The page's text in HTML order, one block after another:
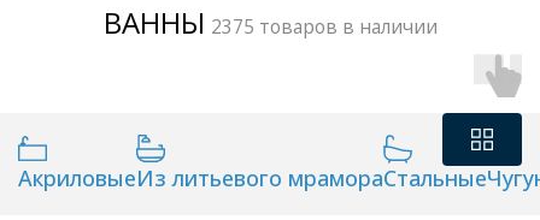
ВАННЫ 2375 товаров в наличии
АкриловыеИз литьевого мрамораСтальные